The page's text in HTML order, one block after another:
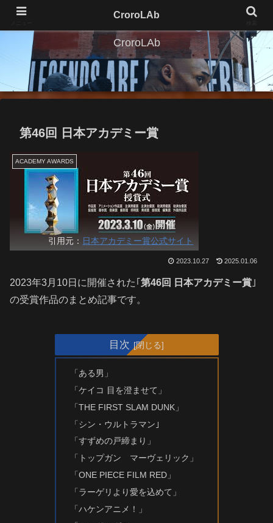
CroroLAb
第46回 日本アカデミー賞
ACADEMY AWARDS
引用元： 日本アカデミー賞公式サイト
2023.10.27 2025.01.06
2023年3月10日に開催された｢ 第46回 日本アカデミー賞 ｣
の受賞作品のまとめ記事です。
目次
「ある男」
「ケイコ 目を澄ませて」
「THE FIRST SLAM DUNK」
「シン・ウルトラマン｣
「すずめの戸締まり」
「トップガン マーヴェリック」
「ONE PIECE FILM RED」
「ラーゲリより愛を込めて」
「ハケンアニメ！」
CroroLAb